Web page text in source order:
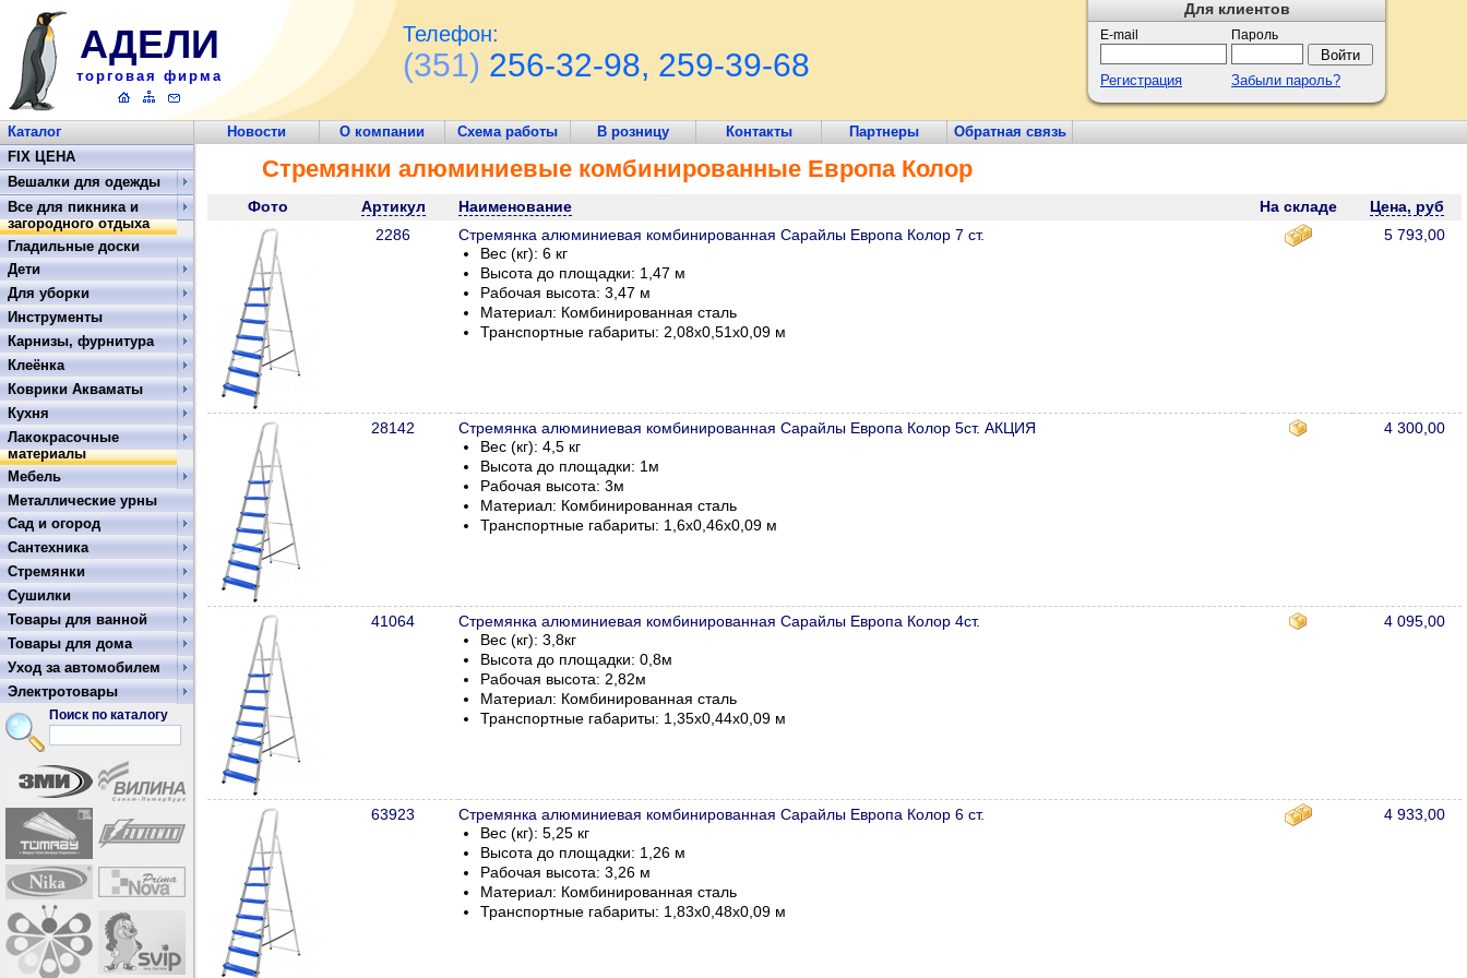
АДЕЛИ
торговая фирма
Телефон:
(351) 256-32-98, 259-39-68
Каталог Новости О компании Схема работы В розницу Контакты Партнеры Обратная связь
Стремянки алюминиевые комбинированные Европа Колор
Фото Артикул Наименование На складе
Цена, руб
2286
Стремянка алюминиевая комбинированная Сарайлы Европа Колор 7 ст.
Вес (кг): 6 кг
Высота до площадки: 1,47 м
Рабочая высота: 3,47 м
Материал: Комбинированная сталь
Транспортные габариты: 2,08х0,51х0,09 м
5 793,00
28142
Стремянка алюминиевая комбинированная Сарайлы Европа Колор 5ст. АКЦИЯ
Вес (кг): 4,5 кг
Высота до площадки: 1м
Рабочая высота: 3м
Материал: Комбинированная сталь
Транспортные габариты: 1,6х0,46х0,09 м
4 300,00
41064
Стремянка алюминиевая комбинированная Сарайлы Европа Колор 4ст.
Вес (кг): 3,8кг
Высота до площадки: 0,8м
Рабочая высота: 2,82м
Материал: Комбинированная сталь
Транспортные габариты: 1,35х0,44х0,09 м
4 095,00
63923
Стремянка алюминиевая комбинированная Сарайлы Европа Колор 6 ст.
Вес (кг): 5,25 кг
Высота до площадки: 1,26 м
Рабочая высота: 3,26 м
Материал: Комбинированная сталь
Транспортные габариты: 1,83х0,48х0,09 м
4 933,00
FIX ЦЕНА
Вешалки для одежды
Все для пикника и
загородного отдыха
Гладильные доски
Дети
Для уборки
Инструменты
Карнизы, фурнитура
Клеёнка
Коврики Акваматы
Кухня
Лакокрасочные
материалы
Мебель
Металлические урны
Сад и огород
Сантехника
Стремянки
Сушилки
Товары для ванной
Товары для дома
Уход за автомобилем
Электротовары
Поиск по каталогу
Для клиентов
E-mail Пароль
Регистрация Забыли пароль?